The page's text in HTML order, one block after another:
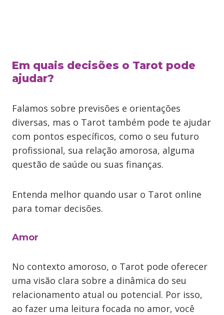
Em quais decisões o Tarot pode
ajudar?
Falamos sobre previsões e orientações
diversas, mas o Tarot também pode te ajudar
com pontos específicos, como o seu futuro
profissional, sua relação amorosa, alguma
questão de saúde ou suas finanças.
Entenda melhor quando usar o Tarot online
para tomar decisões.
Amor
No contexto amoroso, o Tarot pode oferecer
uma visão clara sobre a dinâmica do seu
relacionamento atual ou potencial. Por isso,
ao fazer uma leitura focada no amor, você